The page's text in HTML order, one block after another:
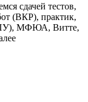
сдачей тестов,
(ВКР), практик,
МФЮА, Витте,